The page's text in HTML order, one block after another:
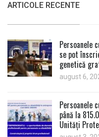
ARTICOLE RECENTE
Persoanele
se pot
genetică
august 6,
Persoanele
până la
Unități